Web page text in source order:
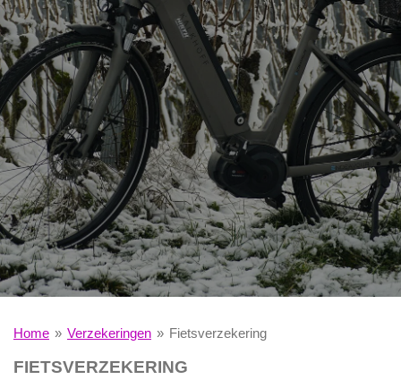
Home » Verzekeringen » Fietsverzekering
FIETSVERZEKERING